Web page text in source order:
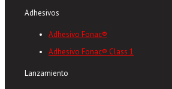
Adhesivos
Adhesivo Fonac®
Adhesivo Fonac® Class 1
Lanzamiento